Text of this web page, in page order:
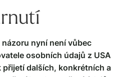
nyní není vůbec
osobních údajů z USA
přijetí dalších, konkrétních a